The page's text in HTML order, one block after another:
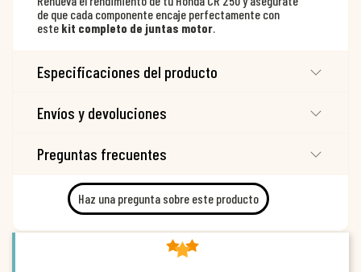
de que cada componente encaje perfectamente con
este kit completo de juntas motor.
Especificaciones del producto
Envíos y devoluciones
Preguntas frecuentes
Haz una pregunta sobre este producto